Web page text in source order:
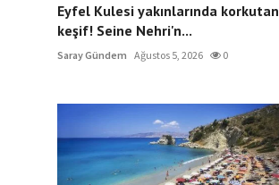
Eyfel Kulesi yakınlarında korkutan
keşif! Seine Nehri'n...
Saray Gündem Ağustos 5, 2026 0